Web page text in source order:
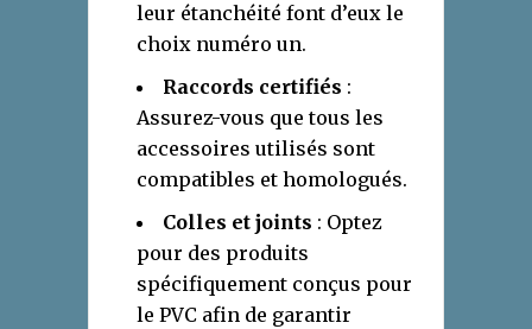
leur étanchéité font d’eux le
choix numéro un.
Raccords certifiés :
Assurez-vous que tous les
accessoires utilisés sont
compatibles et homologués.
Colles et joints : Optez
pour des produits
spécifiquement conçus pour
le PVC afin de garantir